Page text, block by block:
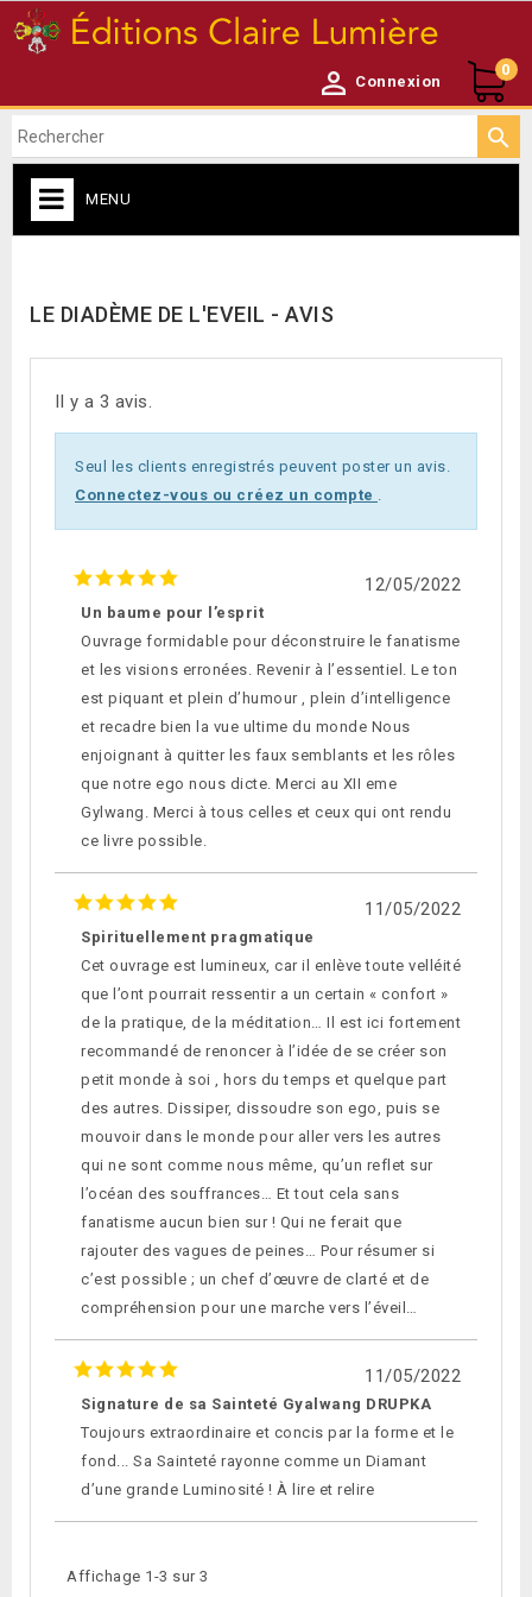
 Connexion
0

MENU
LE DIADÈME DE L'EVEIL - AVIS
Il y a 3 avis.
Seul les clients enregistrés peuvent poster un avis.
Connectez-vous ou créez un compte .
12/05/2022
Un baume pour l’esprit
Ouvrage formidable pour déconstruire le fanatisme
et les visions erronées. Revenir à l’essentiel. Le ton
est piquant et plein d’humour , plein d’intelligence
et recadre bien la vue ultime du monde Nous
enjoignant à quitter les faux semblants et les rôles
que notre ego nous dicte. Merci au XII eme
Gylwang. Merci à tous celles et ceux qui ont rendu
ce livre possible.
11/05/2022
Spirituellement pragmatique
Cet ouvrage est lumineux, car il enlève toute velléité
que l’ont pourrait ressentir a un certain « confort »
de la pratique, de la méditation… Il est ici fortement
recommandé de renoncer à l’idée de se créer son
petit monde à soi , hors du temps et quelque part
des autres. Dissiper, dissoudre son ego, puis se
mouvoir dans le monde pour aller vers les autres
qui ne sont comme nous même, qu’un reflet sur
l’océan des souffrances… Et tout cela sans
fanatisme aucun bien sur ! Qui ne ferait que
rajouter des vagues de peines… Pour résumer si
c’est possible ; un chef d’œuvre de clarté et de
compréhension pour une marche vers l’éveil…
11/05/2022
Signature de sa Sainteté Gyalwang DRUPKA
Toujours extraordinaire et concis par la forme et le
fond... Sa Sainteté rayonne comme un Diamant
d’une grande Luminosité ! À lire et relire
Affichage 1-3 sur 3